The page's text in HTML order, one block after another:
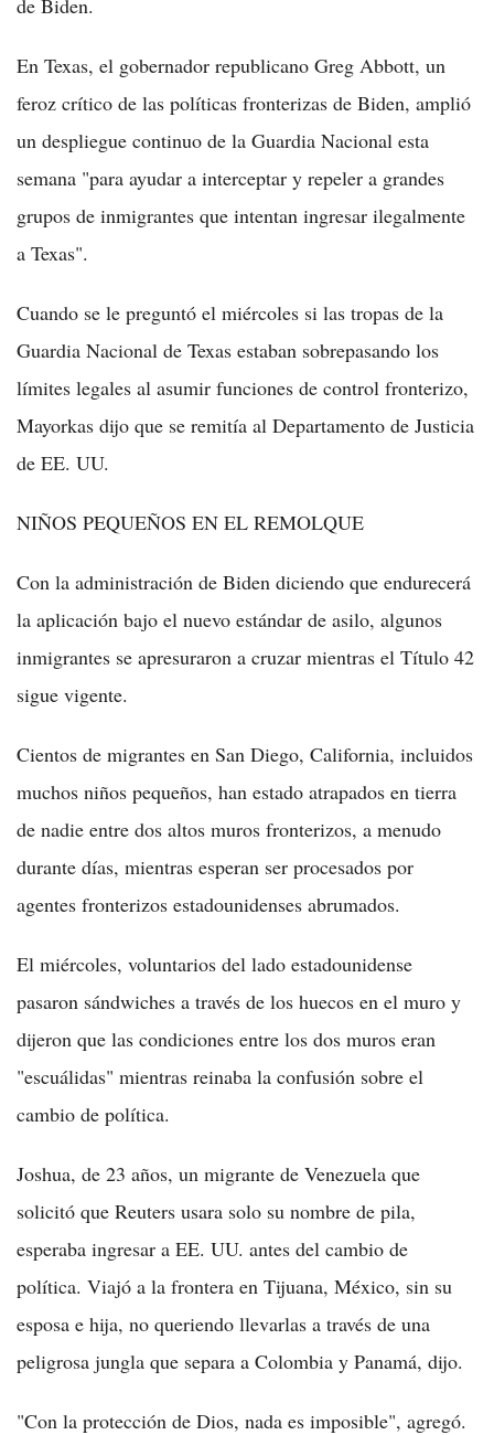
En Texas, el gobernador republicano Greg Abbott, un
feroz crítico de las políticas fronterizas de Biden, amplió
un despliegue continuo de la Guardia Nacional esta
semana "para ayudar a interceptar y repeler a grandes
grupos de inmigrantes que intentan ingresar ilegalmente
a Texas".
Cuando se le preguntó el miércoles si las tropas de la
Guardia Nacional de Texas estaban sobrepasando los
límites legales al asumir funciones de control fronterizo,
Mayorkas dijo que se remitía al Departamento de Justicia
de EE. UU.
NIÑOS PEQUEÑOS EN EL REMOLQUE
Con la administración de Biden diciendo que endurecerá
la aplicación bajo el nuevo estándar de asilo, algunos
inmigrantes se apresuraron a cruzar mientras el Título 42
sigue vigente.
Cientos de migrantes en San Diego, California, incluidos
muchos niños pequeños, han estado atrapados en tierra
de nadie entre dos altos muros fronterizos, a menudo
durante días, mientras esperan ser procesados por
agentes fronterizos estadounidenses abrumados.
El miércoles, voluntarios del lado estadounidense
pasaron sándwiches a través de los huecos en el muro y
dijeron que las condiciones entre los dos muros eran
"escuálidas" mientras reinaba la confusión sobre el
cambio de política.
Joshua, de 23 años, un migrante de Venezuela que
solicitó que Reuters usara solo su nombre de pila,
esperaba ingresar a EE. UU. antes del cambio de
política. Viajó a la frontera en Tijuana, México, sin su
esposa e hija, no queriendo llevarlas a través de una
peligrosa jungla que separa a Colombia y Panamá, dijo.
"Con la protección de Dios, nada es imposible", agregó.